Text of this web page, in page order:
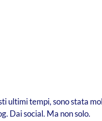
ultimi tempi, sono stata
Dai social. Ma non solo.